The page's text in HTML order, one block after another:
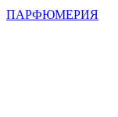
ПАРФЮМЕРИЯ